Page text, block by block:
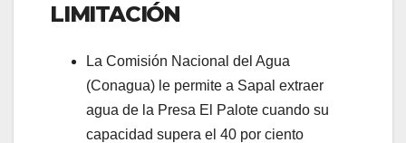
LIMITACIÓN
La Comisión Nacional del Agua
(Conagua) le permite a Sapal extraer
agua de la Presa El Palote cuando su
capacidad supera el 40 por ciento